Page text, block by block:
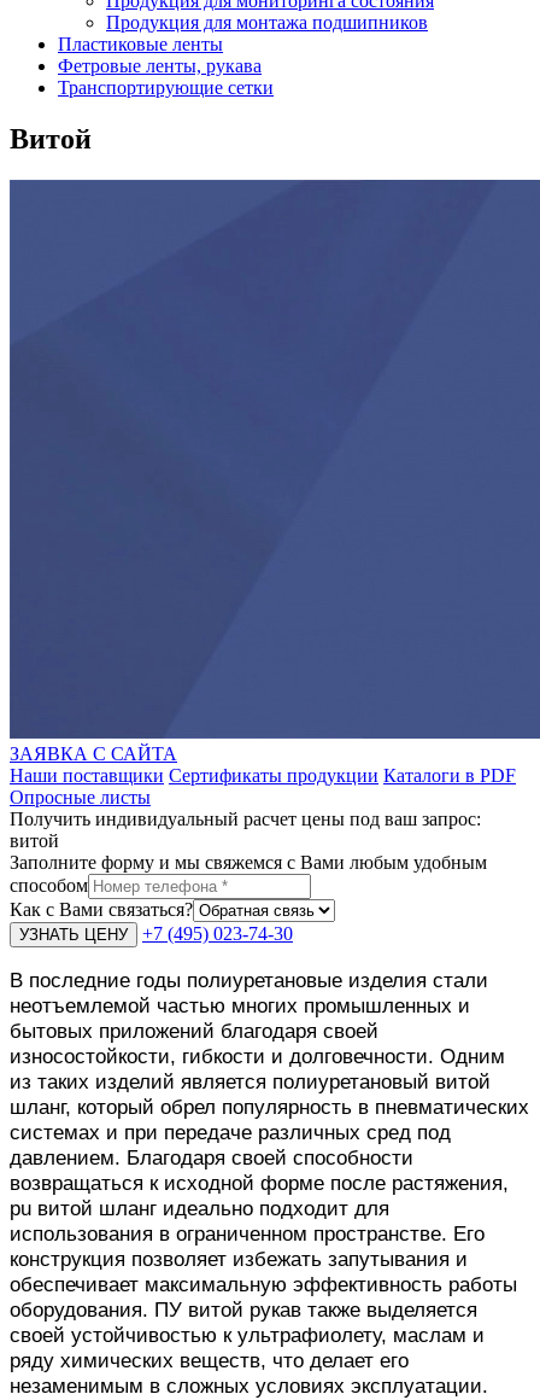
Продукция для монтажа подшипников
Пластиковые ленты
Фетровые ленты, рукава
Транспортирующие сетки
Витой
ЗАЯВКА С САЙТА
Наши поставщики Сертификаты продукции Каталоги в PDF
Опросные листы
Получить индивидуальный расчет цены под ваш запрос:
витой
Заполните форму и мы свяжемся с Вами любым удобным
способом
Как с Вами связаться?
+7 (495) 023-74-30
В последние годы полиуретановые изделия стали
неотъемлемой частью многих промышленных и
бытовых приложений благодаря своей
износостойкости, гибкости и долговечности. Одним
из таких изделий является полиуретановый витой
шланг, который обрел популярность в пневматических
системах и при передаче различных сред под
давлением. Благодаря своей способности
возвращаться к исходной форме после растяжения,
pu витой шланг идеально подходит для
использования в ограниченном пространстве. Его
конструкция позволяет избежать запутывания и
обеспечивает максимальную эффективность работы
оборудования. ПУ витой рукав также выделяется
своей устойчивостью к ультрафиолету, маслам и
ряду химических веществ, что делает его
незаменимым в сложных условиях эксплуатации.